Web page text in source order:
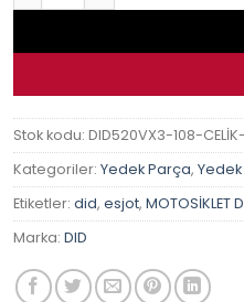
Stok kodu: DID520VX3-108-
Kategoriler: Yedek Parça,
Etiketler: did, esjot, MOTOSİKLET
Marka: DID